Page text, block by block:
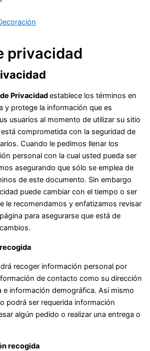
privacidad
Privacidadestablece los términos en
y protege la información que es
usuarios al momento de utilizar su sitio
comprometida con la seguridad de
Cuando le pedimos llenar los
personal con la cual usted pueda ser
asegurando que sólo se emplea de
de este documento. Sin embargo
puede cambiar con el tiempo o ser
le recomendamos y enfatizamos revisar
para asegurarse que está de
recoger información personal por
de contacto como su dirección
e información demográfica. Así mismo
podrá ser requerida información
algún pedido o realizar una entrega o
recogida